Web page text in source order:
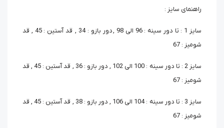
راهنمای سایز :
سایز 1 : تا دور سینه : 96 الی 98 , دور بازو : 34 , قد آستین : 45 , قد
شومیز : 67
سایز 2 : تا دور سینه : 100 الی 102 , دور بازو : 36 , قد آستین : 45 , قد
شومیز : 67
سایز 3 : تا دور سینه : 104 الی 106 , دور بازو : 38 , قد آستین : 45 , قد
شومیز : 67